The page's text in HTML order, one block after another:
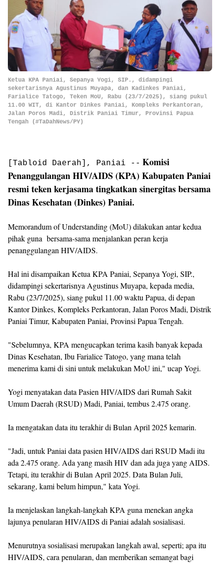
Ketua KPA Paniai, Sepanya Yogi, SIP., didampingi
sekertarisnya Agustinus Muyapa, dan Kadinkes Paniai,
Farialice Tatogo, Teken MoU, Rabu (23/7/2025), siang pukul
11.00 WIT, di Kantor Dinkes Paniai, Kompleks Perkantoran,
Jalan Poros Madi, Distrik Paniai Timur, Provinsi Papua
Tengah (#TaDahNews/PY)
[Tabloid Daerah], Paniai -- Komisi
Penanggulangan HIV/AIDS (KPA) Kabupaten Paniai
resmi teken kerjasama tingkatkan sinergitas bersama
Dinas Kesehatan (Dinkes) Paniai.
Memorandum of Understanding (MoU) dilakukan antar kedua
pihak guna bersama-sama menjalankan peran kerja
penanggulangan HIV/AIDS.
Hal ini disampaikan Ketua KPA Paniai, Sepanya Yogi, SIP.,
didampingi sekertarisnya Agustinus Muyapa, kepada media,
Rabu (23/7/2025), siang pukul 11.00 waktu Papua, di depan
Kantor Dinkes, Kompleks Perkantoran, Jalan Poros Madi, Distrik
Paniai Timur, Kabupaten Paniai, Provinsi Papua Tengah.
"Sebelumnya, KPA mengucapkan terima kasih banyak kepada
Dinas Kesehatan, Ibu Farialice Tatogo, yang mana telah
menerima kami di sini untuk melakukan MoU ini," ucap Yogi.
Yogi menyatakan data Pasien HIV/AIDS dari Rumah Sakit
Umum Daerah (RSUD) Madi, Paniai, tembus 2.475 orang.
Ia mengatakan data itu terakhir di Bulan April 2025 kemarin.
‎"Jadi, untuk Paniai data pasien HIV/AIDS dari RSUD Madi itu
ada 2.475 orang. Ada yang masih HIV dan ada juga yang AIDS.
Tetapi, itu terakhir di Bulan April 2025. Data Bulan Juli,
sekarang, kami belum himpun," kata Yogi.
Ia menjelaskan langkah-langkah KPA guna menekan angka
lajunya penularan HIV/AIDS di Paniai adalah sosialisasi.
Menurutnya sosialisasi merupakan langkah awal, seperti; apa itu
HIV/AIDS, cara penularan, dan memberikan semangat bagi